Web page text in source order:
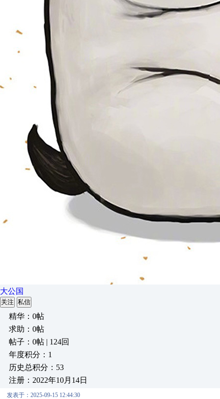
大公国
关注 私信
精华：0帖
求助：0帖
帖子：0帖 | 124回
年度积分：1
历史总积分：53
注册：2022年10月14日
发表于：2025-09-15 12:44:30